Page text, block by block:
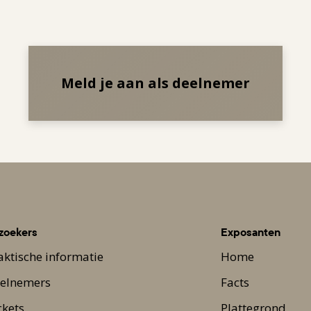
Meld je aan als deelnemer
informatie
Exposanten
Home
Facts
Plattegrond